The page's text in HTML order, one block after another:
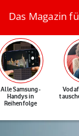
Das Magazin
Alle Samsung-
Handys in
Reihenfolge